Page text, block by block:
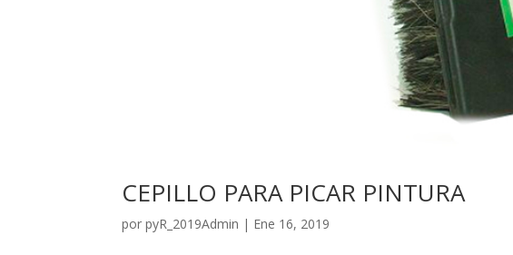
CEPILLO PARA PICAR PINTURA
porpyR_2019Admin | Ene 16, 2019